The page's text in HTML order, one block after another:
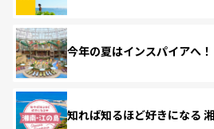
今年の夏はインスパイアへ！
知れば知るほど好きになる